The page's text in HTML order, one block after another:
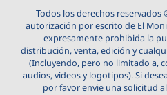
Todos los derechos reservados
autorización por escrito de El
expresamente prohibida la
distribución, venta, edición y
(Incluyendo, pero no limitado a,
audios, videos y logotipos). Si
por favor envie una solicitud